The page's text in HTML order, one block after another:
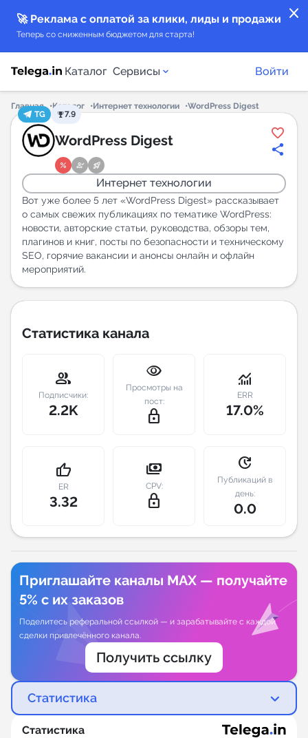
close
🚀 Реклама с оплатой за клики, лиды и продажи
Теперь со сниженным бюджетом для старта!
Каталог Сервисы
Каталог каналов
Каталог ботов
Горящие предложения
Индекс читаемости каналов в Telegram
New
Аналитика MAX каналов
New
Индивидуальное сопровождение
Аналитика Telegram
Войти
Главная Каталог Интернет технологии
WordPress Digest
TG
7.9
WordPress Digest
Интернет технологии
Вот уже более 5 лет «WordPress Digest» рассказывает
о самых свежих публикациях по тематике WordPress:
новости, авторские статьи, руководства, обзоры тем,
плагинов и книг, посты по безопасности и техническому
SEO, горячие вакансии и анонсы онлайн и офлайн
мероприятий.
Статистика канала
group
Подписчики:
2.2K
visibility
Просмотры на
пост:
lock_outline
monitoring
ERR
17.0%
thumb_up
ER
3.32
payments
CPV:
lock_outline
update
Публикаций в
день:
0.0
Приглашайте каналы MAX — получайте
5% с их заказов
Поделитесь реферальной ссылкой — и зарабатывайте с каждой
сделки привлечённого канала.
Получить ссылку
Статистика
Статистика